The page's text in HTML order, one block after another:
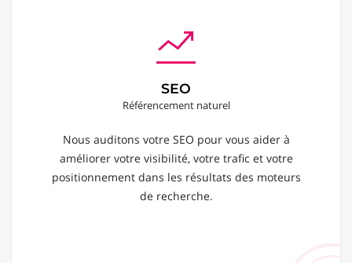
SEO
Référencement naturel
Nous auditons votre SEO pour vous aider à
améliorer votre visibilité, votre trafic et votre
positionnement dans les résultats des moteurs
de recherche.